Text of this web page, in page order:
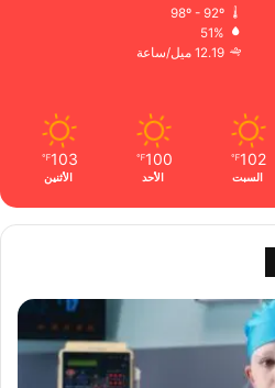
98º - 92º
51%
12.19 ميل/ساعة
102
℉
السبت
100
℉
الأحد
103
℉
الأثنين